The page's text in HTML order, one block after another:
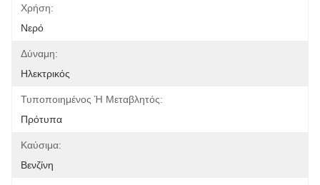
Χρήση:
Νερό
Δύναμη:
Ηλεκτρικός
Τυποποιημένος Ή Μεταβλητός:
Πρότυπα
Καύσιμα:
Βενζίνη